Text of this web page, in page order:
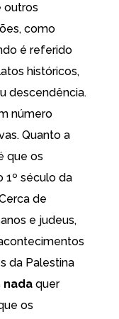
outros
como
é referido
históricos,
descendência.
número
Quanto a
que os
1º século da
de
e judeus,
da Palestina
nada quer
os